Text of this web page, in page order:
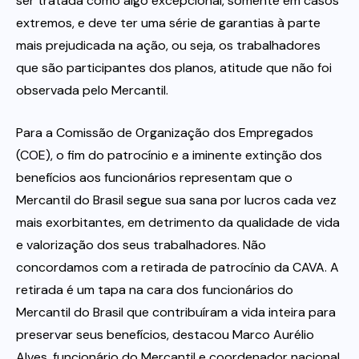
extremos, e deve ter uma série de garantias à parte
mais prejudicada na ação, ou seja, os trabalhadores
que são participantes dos planos, atitude que não foi
observada pelo Mercantil.
Para a Comissão de Organização dos Empregados
(COE), o fim do patrocínio e a iminente extinção dos
benefícios aos funcionários representam que o
Mercantil do Brasil segue sua sana por lucros cada vez
mais exorbitantes, em detrimento da qualidade de vida
e valorização dos seus trabalhadores. Não
concordamos com a retirada de patrocínio da CAVA. A
retirada é um tapa na cara dos funcionários do
Mercantil do Brasil que contribuíram a vida inteira para
preservar seus benefícios, destacou Marco Aurélio